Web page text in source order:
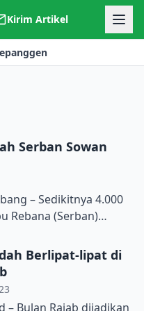
Kirim Artikel
Serban Sowan
– Sedikitnya 4.000
Rebana (Serban)
(13/7).
dimulai dari
Gus Dur Tebuireng.
Berlipat-lipat di
– Bulan Rajab dijadikan